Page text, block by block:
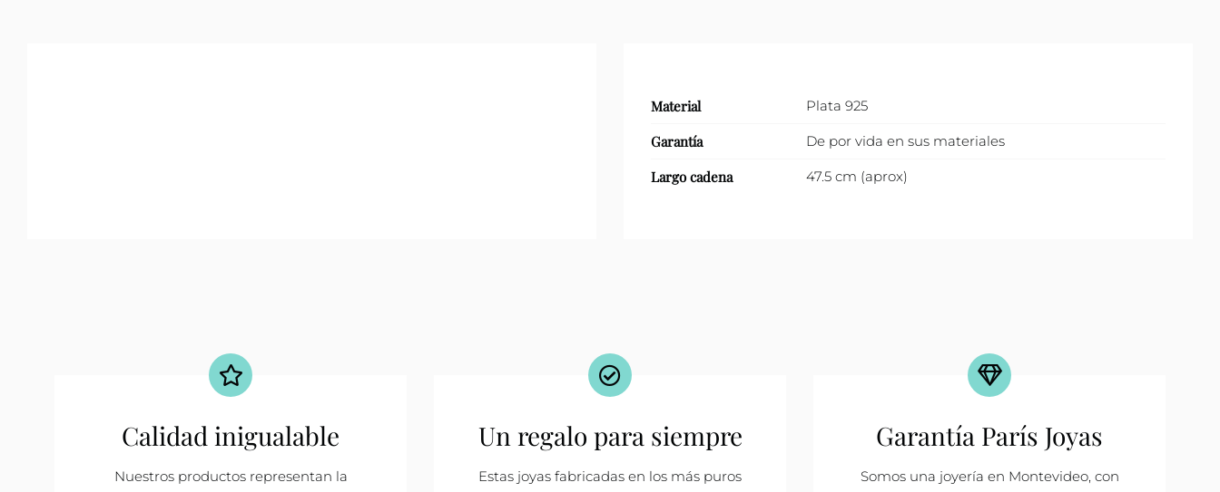
Material Plata 925
Garantía De por vida en sus materiales
Largo cadena 47.5 cm (aprox)
Calidad inigualable
Nuestros productos representan la
Un regalo para siempre
Estas joyas fabricadas en los más puros
Garantía París Joyas
Somos una joyería en Montevideo, con